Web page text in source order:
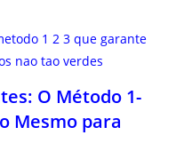
O Método 1-
Mesmo para